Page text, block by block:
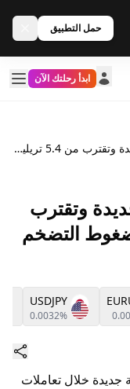
حمل التطبيق
ابدأ رحلتك الآن
إنفيديا تسجل قمة تاريخية جديدة وتقترب من 5.4 تريليون دولار رغم ضغوط التضخم والتوترات الجيوسياسية
وتقترب
ضغوط التضخم
USDJPY
0.0032%
خلال تعاملات